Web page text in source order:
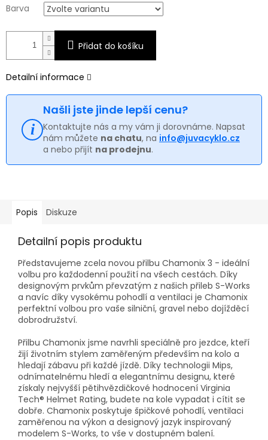
Barva
Přidat do košíku
Detailní informace
Našli jste jinde lepší cenu?
Kontaktujte nás a my vám ji dorovnáme. Napsat
nám můžete na chatu, na info@juvacyklo.cz
a nebo přijít na prodejnu.
Popis Diskuze
Detailní popis produktu
Představujeme zcela novou přilbu Chamonix 3 - ideální
volbu pro každodenní použití na všech cestách. Díky
designovým prvkům převzatým z našich přileb S-Works
a navíc díky vysokému pohodlí a ventilaci je Chamonix
perfektní volbou pro vaše silniční, gravel nebo dojížděcí
dobrodružství.
Přilbu Chamonix jsme navrhli speciálně pro jezdce, kteří
žijí životním stylem zaměřeným především na kolo a
hledají zábavu při každé jízdě. Díky technologii Mips,
odnímatelnému hledí a elegantnímu designu, které
získaly nejvyšší pětihvězdičkové hodnocení Virginia
Tech® Helmet Rating, budete na kole vypadat i cítit se
dobře. Chamonix poskytuje špičkové pohodlí, ventilaci
zaměřenou na výkon a designový jazyk inspirovaný
modelem S-Works, to vše v dostupném balení.